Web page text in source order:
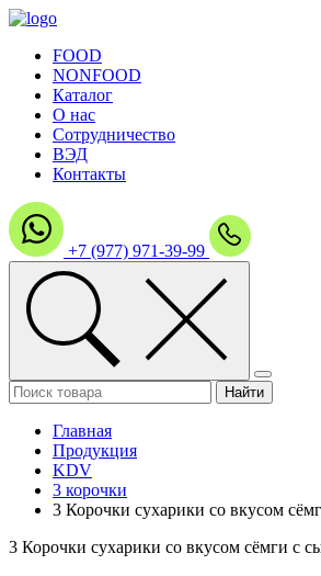
FOOD
NONFOOD
Каталог
О нас
Сотрудничество
ВЭД
Контакты
+7 (977) 971-39-99
Главная
Продукция
KDV
3 корочки
3 Корочки сухарики со вкусом
3 Корочки сухарики со вкусом сёмги с